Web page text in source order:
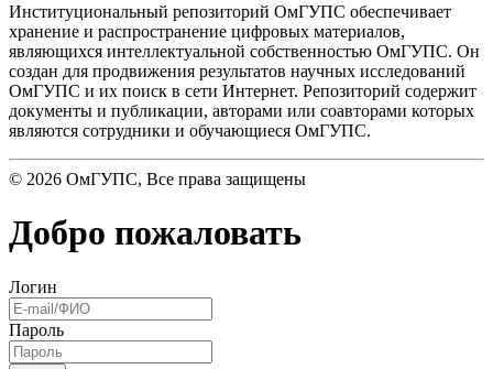
Институциональный репозиторий ОмГУПС обеспечивает
хранение и распространение цифровых материалов,
являющихся интеллектуальной собственностью ОмГУПС. Он
создан для продвижения результатов научных исследований
ОмГУПС и их поиск в сети Интернет. Репозиторий содержит
документы и публикации, авторами или соавторами которых
являются сотрудники и обучающиеся ОмГУПС.
© 2026 ОмГУПС, Все права защищены
Добро пожаловать
Логин
Пароль